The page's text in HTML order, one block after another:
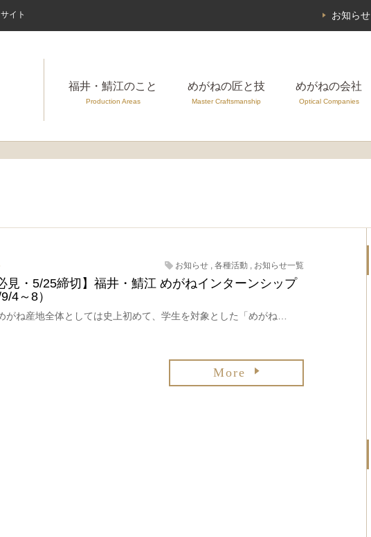
イト お知らせ
福井・鯖江のこと
Production Areas
めがねの匠と技
Master Craftsmanship
めがねの会社
Optical Companies
お知らせ , 各種活動 , お知らせ一覧
見・5/25締切】福井・鯖江 めがねインターンシップ
4～8）
がね産地全体としては史上初めて、学生を対象とした「めがね…
More